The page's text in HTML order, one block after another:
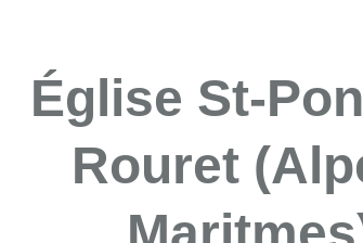
Église St-
Rouret